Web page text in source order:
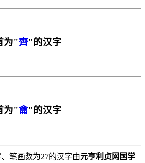
为"齊"的汉字
为"龠"的汉字
笔画数为27的汉字由元亨利贞网国学